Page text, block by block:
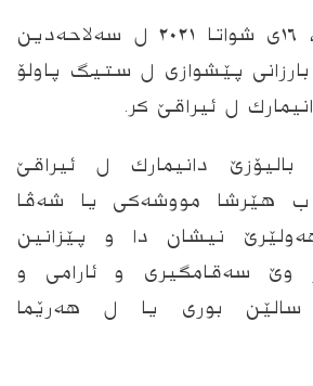
ئه‌ڤرۆ سێشەمبى، ١٦ى شواتا ٢٠٢١ ل سەلاحەدین
پێشوازی ل ستیگ پاولۆ
ل ئیراقێ كر.
دانیمارك ل ئیراقێ
ب هێرشا مووشەكی یا شه‌ڤا
نیشان دا و پێزانین
سەقامگیری و ئارامی و
بورى یا ل هه‌رێما